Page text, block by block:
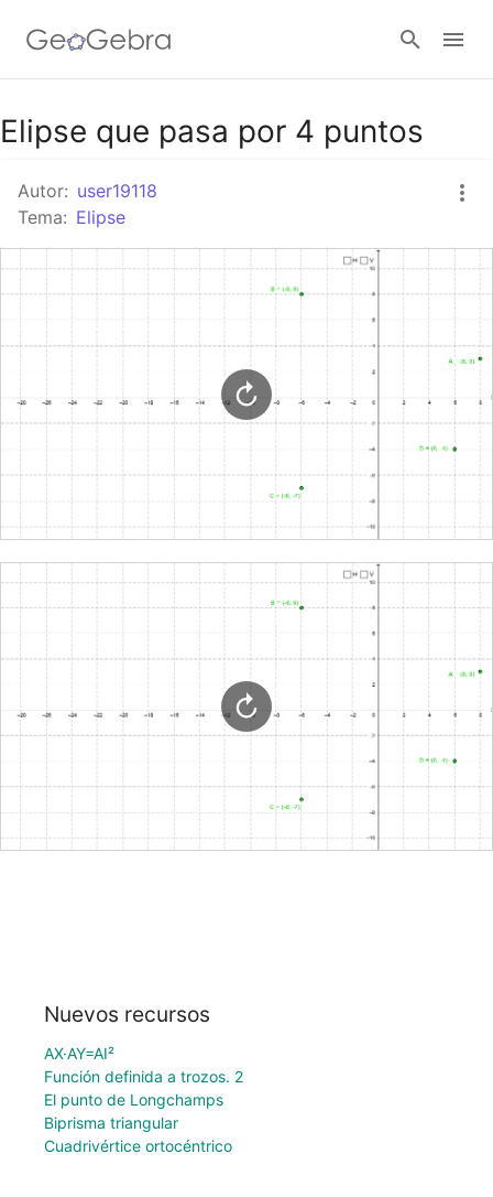
GeoGebra Classroom
Abrir sesión
Elipse que pasa por 4 puntos
Autor: user19118
Tema: Elipse
Nuevos recursos
AX·AY=AI²
Función definida a trozos. 2
El punto de Longchamps
Biprisma triangular
Cuadrivértice ortocéntrico